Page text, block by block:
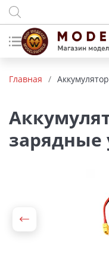
Аккумуляторы
Пластиковые
Главная /
зарядные